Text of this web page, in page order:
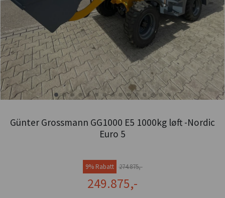
Günter Grossmann GG1000 E5 1000kg løft -Nordic
Euro 5
9% Rabatt 274.875,-
249.875,-